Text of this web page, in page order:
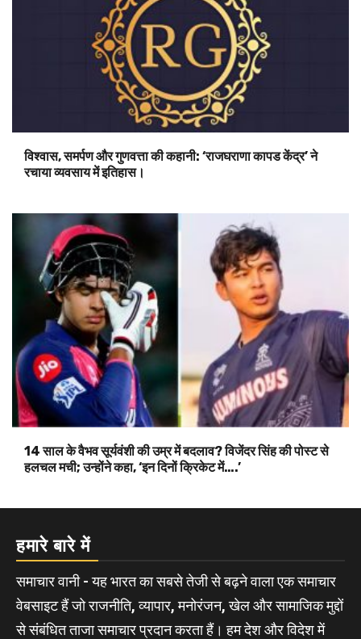
विश्वास, समर्पण और गुणवत्ता की कहानी: ‘राजघराणा कापड केंद्र’ ने
रचाया व्यवसाय में इतिहास।
14 साल के वैभव सूर्यवंशी की उम्र में बदलाव? विजेंदर सिंह की पोस्ट से
हलचल मची; उन्होंने कहा, ‘इन दिनों क्रिकेट में….’
हमारे बारे में
समाचार वानी - यह भारत का सबसे तेजी से बढ़ने वाला एक समाचार
वेबसाइट हैं जो राजनीति, व्यापार, मनोरंजन, खेल और सामाजिक मुद्दों
से संबंधित ताजा समाचार प्रदान करता हैं। हम देश और विदेश में